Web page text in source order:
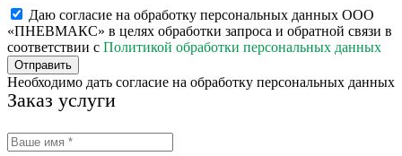
Даю согласие на обработку персональных данных ООО
«ПНЕВМАКС» в целях обработки запроса и обратной связи в
соответствии с Политикой обработки персональных данных
Отправить
Необходимо дать согласие на обработку персональных данных
Заказ услуги